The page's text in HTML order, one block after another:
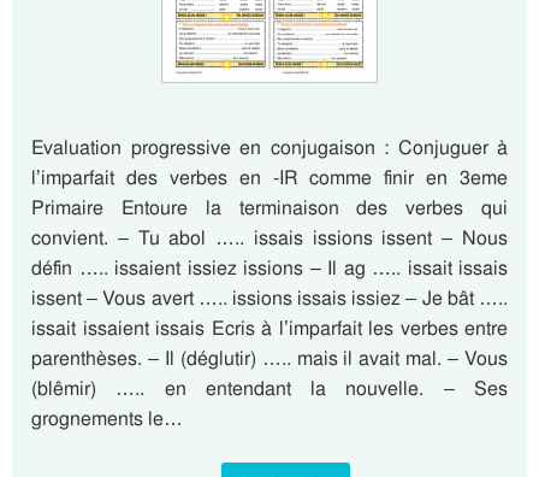
Evaluation progressive en conjugaison : Conjuguer à
l’imparfait des verbes en -IR comme finir en 3eme
Primaire Entoure la terminaison des verbes qui
convient. – Tu abol ….. issais issions issent – Nous
défin ….. issaient issiez issions – Il ag ….. issait issais
issent – Vous avert ….. issions issais issiez – Je bât …..
issait issaient issais Ecris à l’imparfait les verbes entre
parenthèses. – Il (déglutir) ….. mais il avait mal. – Vous
(blêmir) ….. en entendant la nouvelle. – Ses
grognements le…